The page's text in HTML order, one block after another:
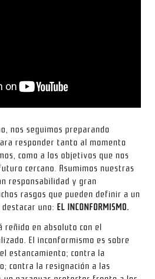
nos seguimos preparando
responder tanto al momento
como a los objetivos que nos
cercano. Asumimos nuestras
responsabilidad y gran
rasgos que pueden definir a un
uno: EL INCONFORMISMO.
reñido en absoluto con el
El inconformismo es sobre
estancamiento; contra la
contra la resignación a las